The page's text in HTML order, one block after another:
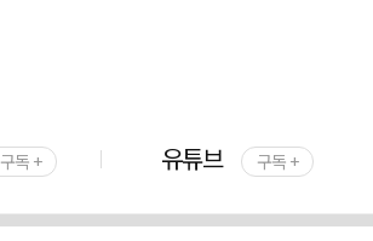
구독 + 유튜브 구독 +